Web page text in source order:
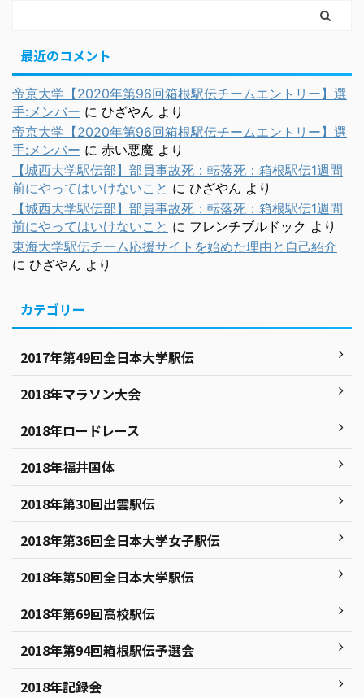
最近のコメント
帝京大学【2020年第96回箱根駅伝チームエントリー】選
手:メンバー に ひざやん より
帝京大学【2020年第96回箱根駅伝チームエントリー】選
手:メンバー に 赤い悪魔 より
【城西大学駅伝部】部員事故死：転落死：箱根駅伝1週間
前にやってはいけないこと に ひざやん より
【城西大学駅伝部】部員事故死：転落死：箱根駅伝1週間
前にやってはいけないこと に フレンチブルドック より
東海大学駅伝チーム応援サイトを始めた理由と自己紹介
に ひざやん より
カテゴリー
2017年第49回全日本大学駅伝
2018年マラソン大会
2018年ロードレース
2018年福井国体
2018年第30回出雲駅伝
2018年第36回全日本大学女子駅伝
2018年第50回全日本大学駅伝
2018年第69回高校駅伝
2018年第94回箱根駅伝予選会
2018年記録会